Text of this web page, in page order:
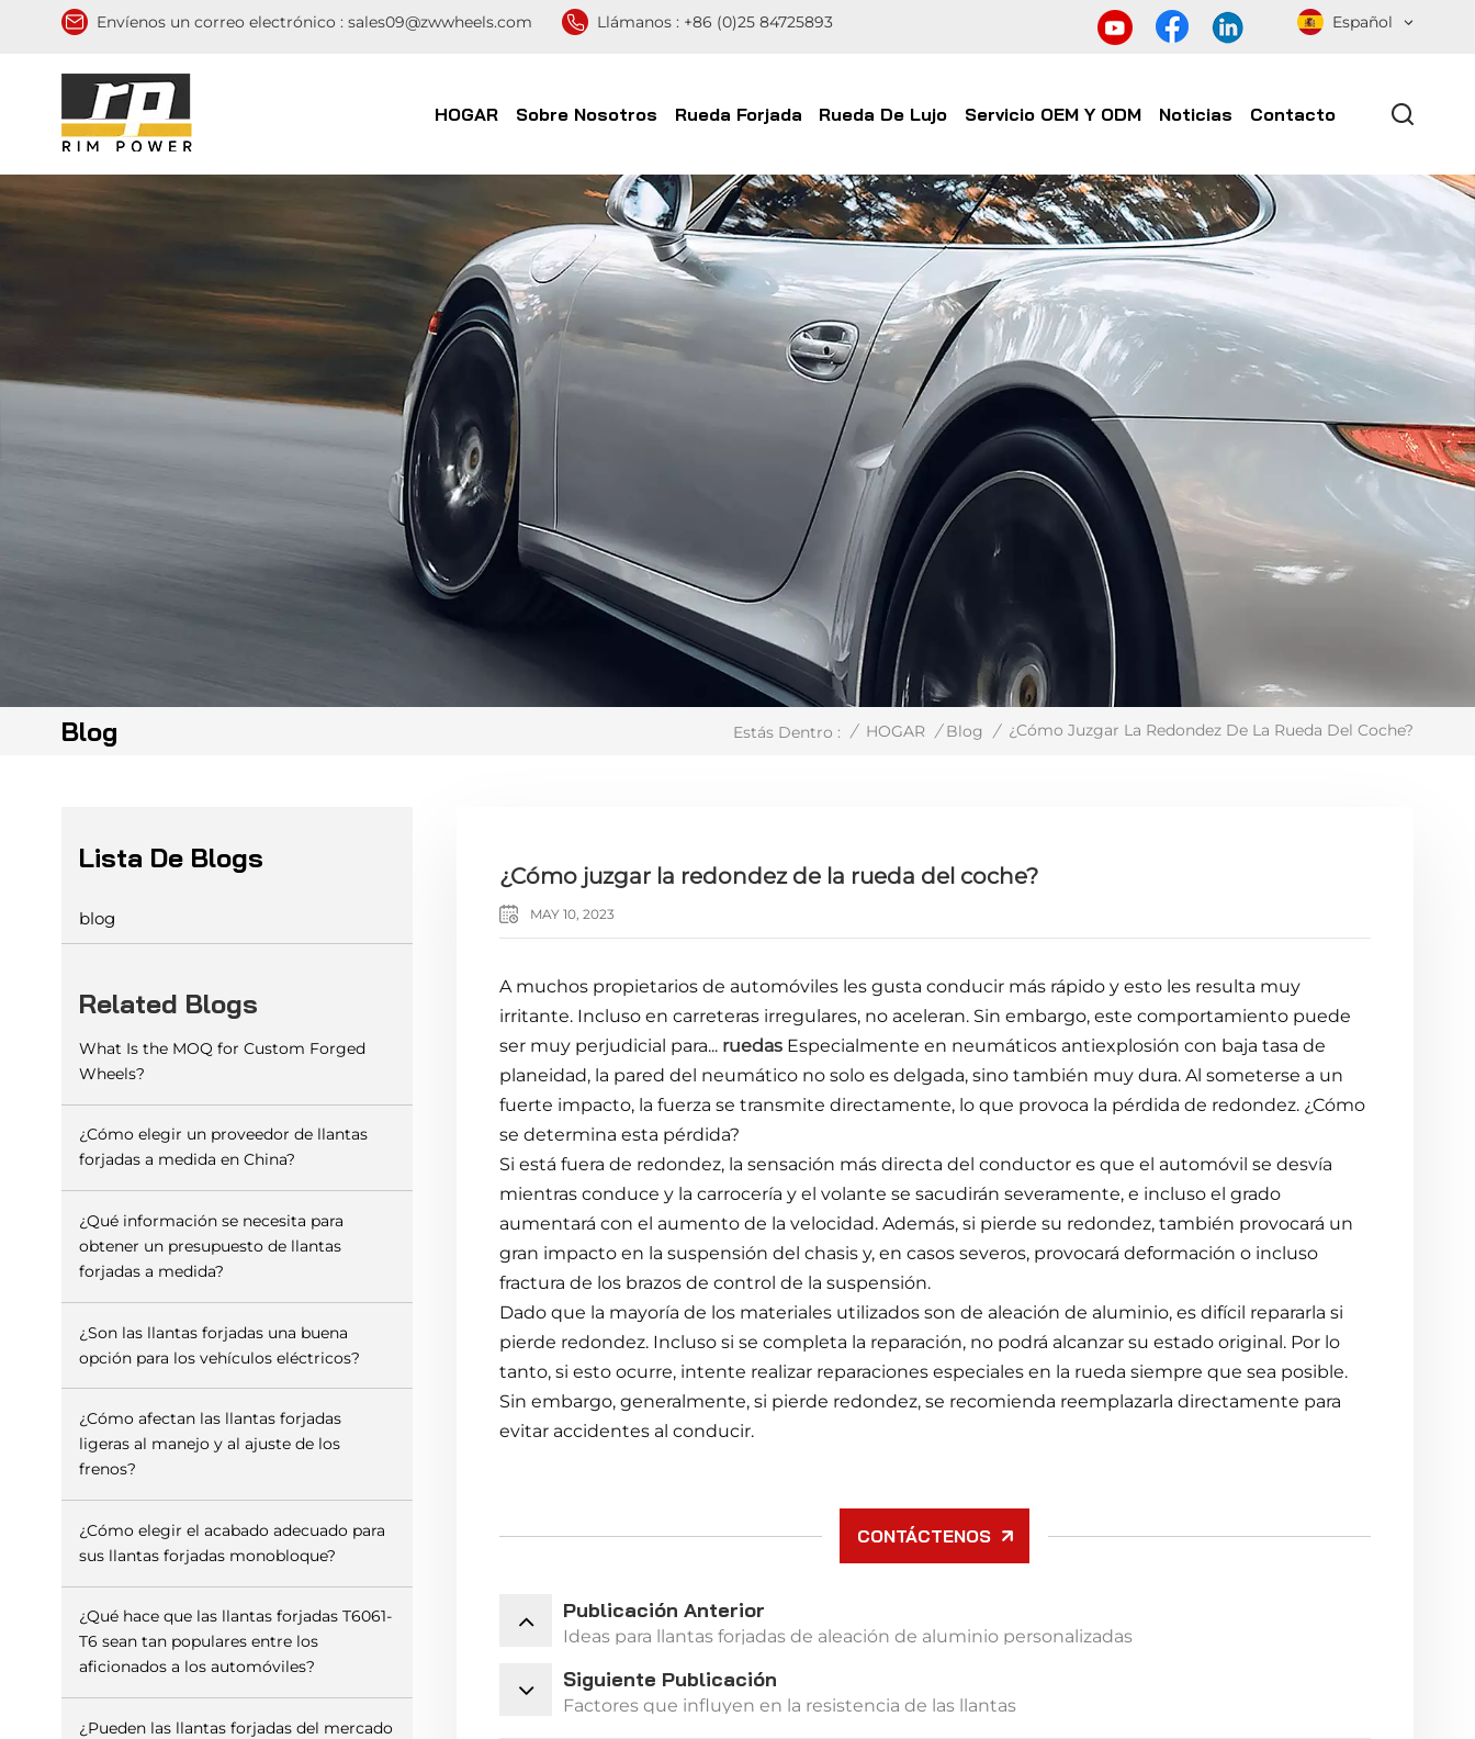
Envíenos un correo electrónico : sales09@zwwheels.com Llámanos : +86 (0)25 84725893 Español
HOGAR Sobre Nosotros Rueda Forjada Rueda De Lujo Servicio OEM Y ODM Noticias Contacto
Blog Estás Dentro : / HOGAR / Blog / ¿Cómo Juzgar La Redondez De La Rueda Del Coche?
¿Cómo juzgar la redondez de la rueda del coche?
MAY 10, 2023
A muchos propietarios de automóviles les gusta conducir más rápido y esto les resulta muy
irritante. Incluso en carreteras irregulares, no aceleran. Sin embargo, este comportamiento puede
ser muy perjudicial para... ruedas Especialmente en neumáticos antiexplosión con baja tasa de
planeidad, la pared del neumático no solo es delgada, sino también muy dura. Al someterse a un
fuerte impacto, la fuerza se transmite directamente, lo que provoca la pérdida de redondez. ¿Cómo
se determina esta pérdida?
Si está fuera de redondez, la sensación más directa del conductor es que el automóvil se desvía
mientras conduce y la carrocería y el volante se sacudirán severamente, e incluso el grado
aumentará con el aumento de la velocidad. Además, si pierde su redondez, también provocará un
gran impacto en la suspensión del chasis y, en casos severos, provocará deformación o incluso
fractura de los brazos de control de la suspensión.
Dado que la mayoría de los materiales utilizados son de aleación de aluminio, es difícil repararla si
pierde redondez. Incluso si se completa la reparación, no podrá alcanzar su estado original. Por lo
tanto, si esto ocurre, intente realizar reparaciones especiales en la rueda siempre que sea posible.
Sin embargo, generalmente, si pierde redondez, se recomienda reemplazarla directamente para
evitar accidentes al conducir.
CONTÁCTENOS
Publicación Anterior
Ideas para llantas forjadas de aleación de aluminio personalizadas
Siguiente Publicación
Factores que influyen en la resistencia de las llantas
Lista De Blogs
blog
Related Blogs
What Is the MOQ for Custom Forged
Wheels?
¿Cómo elegir un proveedor de llantas
forjadas a medida en China?
¿Qué información se necesita para
obtener un presupuesto de llantas
forjadas a medida?
¿Son las llantas forjadas una buena
opción para los vehículos eléctricos?
¿Cómo afectan las llantas forjadas
ligeras al manejo y al ajuste de los
frenos?
¿Cómo elegir el acabado adecuado para
sus llantas forjadas monobloque?
¿Qué hace que las llantas forjadas T6061-
T6 sean tan populares entre los
aficionados a los automóviles?
¿Pueden las llantas forjadas del mercado